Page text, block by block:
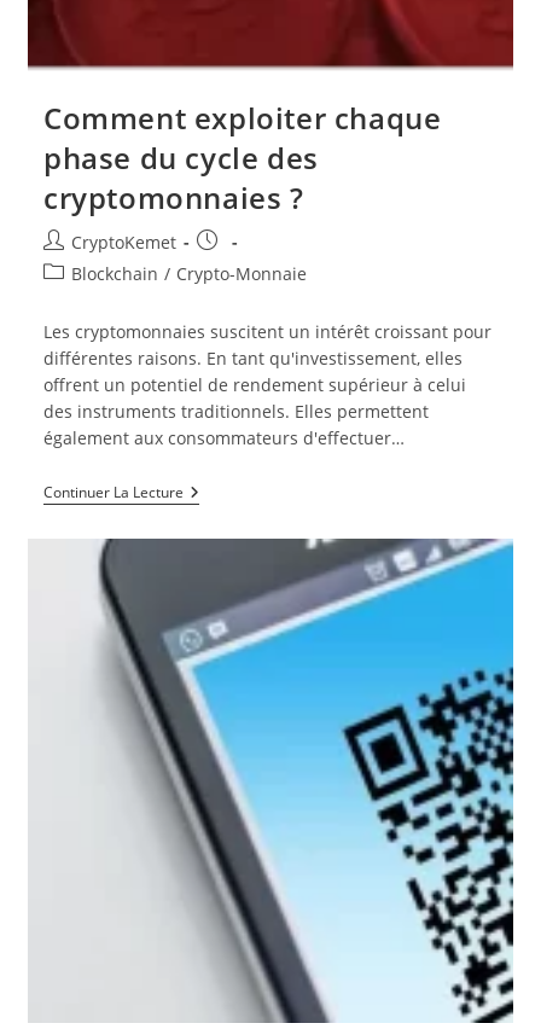
Comment exploiter chaque
phase du cycle des
cryptomonnaies ?
Auteur/autrice
de
CryptoKemet
Publication
publiée :
PostBlockchain / Crypto-Monnaie
Les cryptomonnaies suscitent un intérêt croissant pour
différentes raisons. En tant qu'investissement, elles
offrent un potentiel de rendement supérieur à celui
des instruments traditionnels. Elles permettent
également aux consommateurs d'effectuer…
Continuer La LectureComment
Exploiter
Des
Cryptomonnaies
?